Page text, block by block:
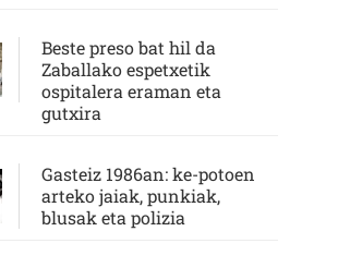
Beste preso bat hil da
Zaballako espetxetik
ospitalera eraman eta
gutxira
Gasteiz 1986an: ke-potoen
arteko jaiak, punkiak,
blusak eta polizia